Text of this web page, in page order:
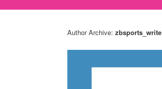
Author Archive: zbsports_write